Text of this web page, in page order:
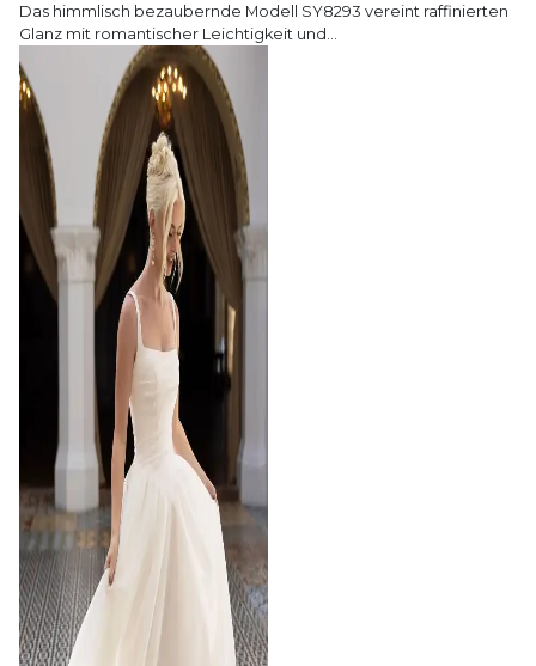
Das himmlisch bezaubernde Modell SY8293 vereint raffinierten
Glanz mit romantischer Leichtigkeit und